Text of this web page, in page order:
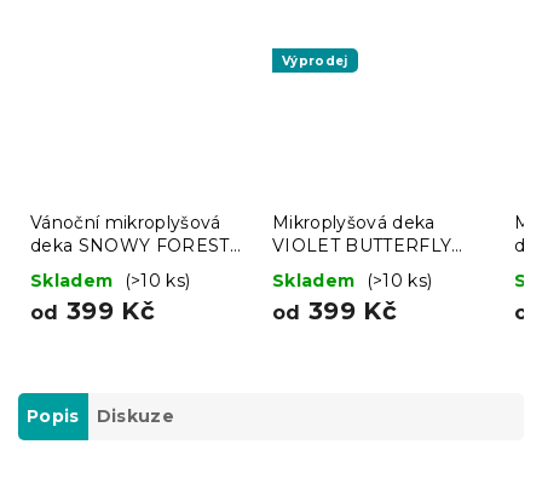
Vánoční mikroplyšová
deka SNOWY FOREST
šedá
Skladem (>10 ks)
od 399 Kč
Výprodej
Mikroplyšová deka
VIOLET BUTTERFLY
tmavě modrá
Skladem (>10 ks)
od 399 Kč od
Popis Diskuze